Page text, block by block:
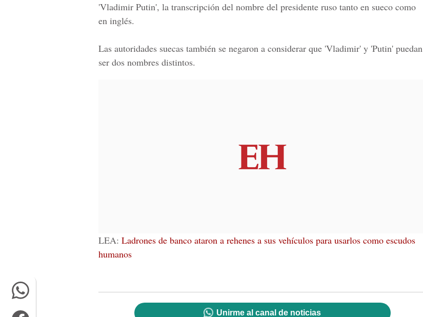
'Vladimir Putin', la transcripción del nombre del presidente ruso tanto en sueco como
en inglés.
Las autoridades suecas también se negaron a considerar que 'Vladimir' y 'Putin' puedan
ser dos nombres distintos.
LEA: Ladrones de banco ataron a rehenes a sus vehículos para usarlos como escudos
humanos
Unirme al canal de noticias